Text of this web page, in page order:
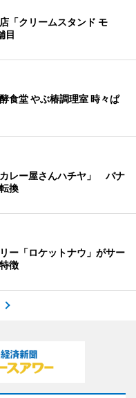
「クリームスタンド モ
目
食堂 やぶ椿調理室 時々ぱ
レー屋さんハチヤ」 バナ
換
ー「ロケットナウ」がサー
徴